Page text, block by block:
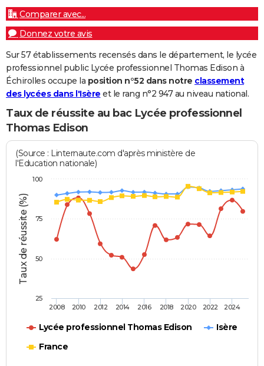
Comparer avec...
Donnez votre avis
Sur 57 établissements recensés dans le département, le lycée
professionnel public Lycée professionnel Thomas Edison à
Échirolles occupe la position n°52 dans notre classement
des lycées dans l'Isère et le rang n°2 947 au niveau national.
Taux de réussite au bac Lycée professionnel
Thomas Edison
Taux de réussite (%)
(Source : Linternaute.com d'après ministère de
l'Education nationale)
Lycée professionnel Thomas Edison
Isère
France
2008 2010 2012 2014 2016 2018 2020 2022 2024
100
25
50
75